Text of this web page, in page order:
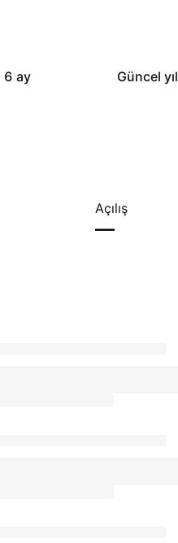
6 ay Güncel yıl
Açılış
—